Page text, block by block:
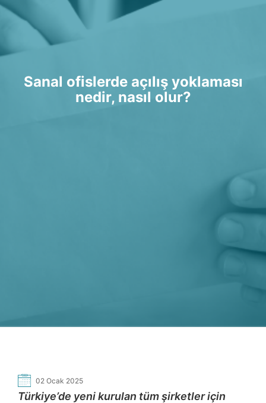
Sanal ofislerde açılış yoklaması
nedir, nasıl olur?
02 Ocak 2025
Türkiye’de yeni kurulan tüm şirketler için